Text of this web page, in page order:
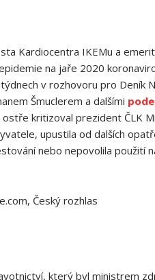
Kardiocentra IKEMu a
na jaře 2020
v rozhovoru pro Deník
Šmuclerem a dalšími
kritizoval prezident ČLK
upustila od dalších
nebo nepovolila použití
Český rozhlas
který byl ministrem